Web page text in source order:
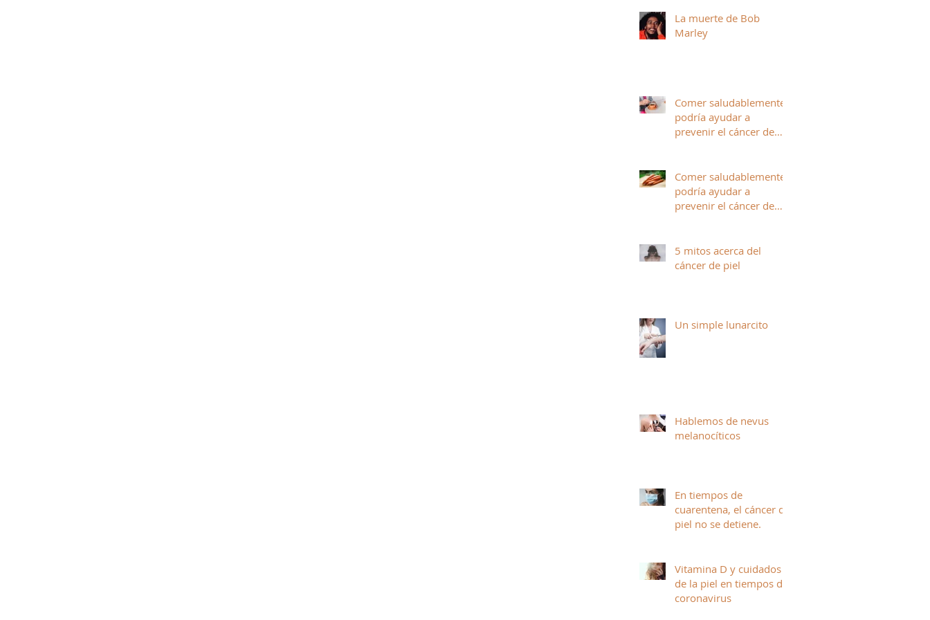
La muerte de Bob
Marley
Comer saludablemente
podría ayudar a
prevenir el cáncer de
Comer saludablemente
podría ayudar a
prevenir el cáncer de
5 mitos acerca del
cáncer de piel
Un simple lunarcito
Hablemos de nevus
melanocíticos
En tiempos de
cuarentena, el cáncer de
piel no se detiene.
Vitamina D y cuidados
de la piel en tiempos de
coronavirus